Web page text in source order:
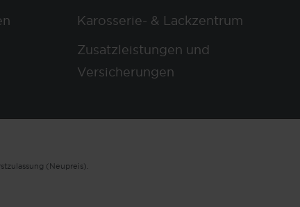
Karosserie- & Lackzentrum
Zusatzleistungen und
Versicherungen
(Neupreis).